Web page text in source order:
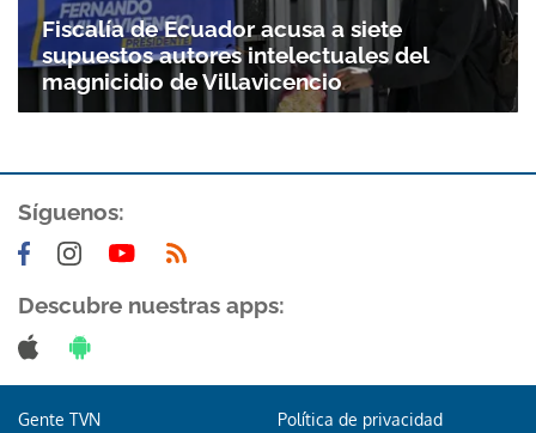
Fiscalía de Ecuador acusa a siete
supuestos autores intelectuales del
magnicidio de Villavicencio
Síguenos:
Descubre nuestras apps:
Gente TVN Política de privacidad